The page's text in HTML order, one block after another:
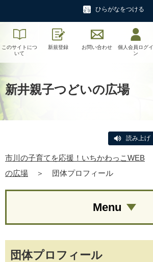
ひらがなをつける
このサイトにつ
いて
新規登録 お問い合わせ
個人会員ログイ
ン
新井親子つどいの広場
読み上げ
市川の子育てを応援！いちかわっこWEB
の広場
＞ 団体プロフィール
団体プロフィール
Menu